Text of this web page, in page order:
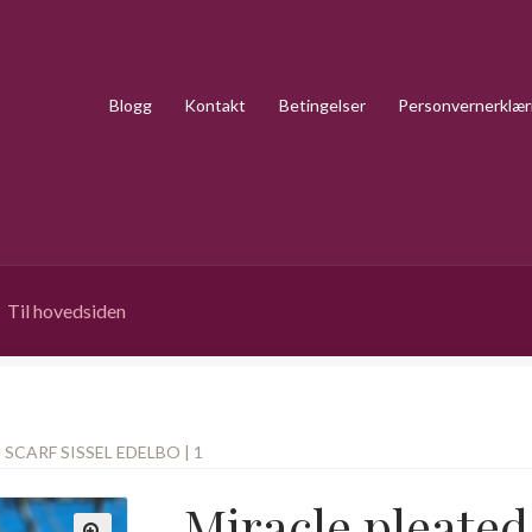
Blogg Kontakt Betingelser
Til hovedsiden
SISSEL EDELBO | 1